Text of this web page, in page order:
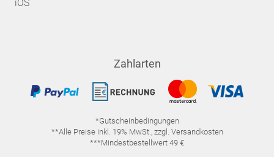
iOS
Zahlarten
*Gutscheinbedingungen
**Alle Preise inkl. 19% MwSt., zzgl. Versandkosten
***Mindestbestellwert 49 €